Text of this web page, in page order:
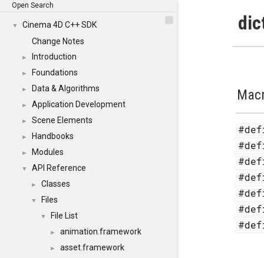
Open Search
▼
Cinema 4D C++ SDK
Change Notes
► Introduction
► Foundations
► Data & Algorithms
► Application Development
► Scene Elements
► Handbooks
► Modules
▼ API Reference
► Classes
▼ Files
▼ File List
► animation.framework
► asset.framework